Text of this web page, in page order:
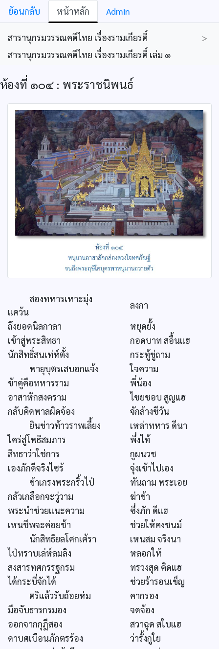
ย้อนกลับ หน้าหลัก Admin
สารานุกรมวรรณคดีไทย เรื่องรามเกียรติ์
>
สารานุกรมวรรณคดีไทย เรื่องรามเกียรติ์ เล่ม ๑
ห้องที่ ๑๐๔ : พระราชนิพนธ์
สองทหารเหาะมุ่ง
แคว้น
ลงกา
ถึงยอดนิลกาลา
หยุดยั้ง
เข้าสู่พระสิทธา
กอดบาท สอื้นแฮ
นักสิทธิ์สนเท่ห์ตั้ง
กระทู้ขู่ถาม
พายุบุตรเสบอกแจ้ง
ใจความ
ข้าคู่คือทหารราม
พี่น้อง
อาสาหักสงคราม
ไชยชอบ สูญแฮ
กลับคิดพาลผิดจ้อง
จักล้างชีวัน
ยินข่าวท้าวราพเลี้ยง
เหล่าทหาร ดีนา
ใคร่สู่โพธิสมภาร
พึ่งไท้
สิทธาว่าใช่การ
กูผนวช
เองภักดีจริงไซร้
จุ่งเข้าไปเอง
ข้าเกรงพระกริ้วไป่
ทันถาม พระเอย
กลัวเกลือกจะวู่วาม
ฆ่าข้า
พระนำช่วยแนะความ
ซึ่งภัก ดีแฮ
เหนชีพจะค่อยช้า
ช่วยให้คงชนม์
นักสิทธิยลโศกเศ้รา
เหนสม จริงนา
ไป่ทราบเล่ห์ลมลิง
หลอกให้
สงสารทศกรรฐกรม
ทรวงสุด คิดแฮ
ได้กระบี่จักได้
ช่วยร้ารอนเข็ญ
ตริแล้วรับถ้อยห่ม
คากรอง
มือจับธารกรมอง
จดจ้อง
ออกจากกุฎีสอง
สวาฉุด สใบแฮ
ดาบศเบือนภักตรร้อง
ว่ารั้งกูใย